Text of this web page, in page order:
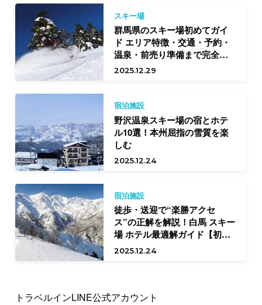
スキー場
群馬県のスキー場初めてガイ
ド エリア特徴・交通・予約・
温泉・前売り準備まで完全網
羅
2025.12.29
宿泊施設
野沢温泉スキー場の宿とホテ
ル10選！本州屈指の雪質を楽
しむ
2025.12.24
宿泊施設
徒歩・送迎で“楽勝アクセ
ス”の正解を解説！白馬 スキー
場 ホテル最適解ガイド【初中
級向け】
2025.12.24
トラベルインLINE公式アカウント